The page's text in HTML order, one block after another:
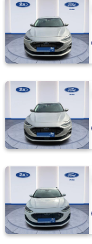
1.6 TDCI
TITANIUM
1.6
TDCI
TREND
TITANIUM
1.6 TI-
VCT
TREND
X
1.6 TI-VCT
TITANIUM
POWERSHIFT
1.6 TREND
X
OTOMATIK